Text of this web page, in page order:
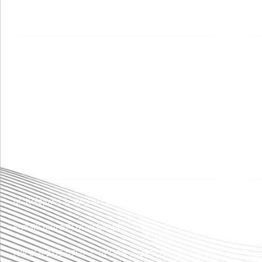
ul. Kolejowa 1, 49-340 Lewin Brzeski
e-mail: biuro@strunobet.pl
NIP 656-21-57-750 | REGON 292831157